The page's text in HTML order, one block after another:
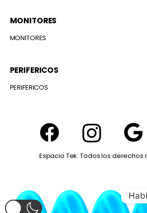
MONITORES
MONITORES
PERIFERICOS
PERIFERICOS
Espacio Tek. Todos los derechos